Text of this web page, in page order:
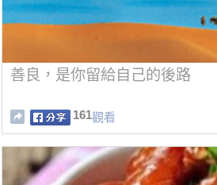
善良，是你留給自己的後路
161觀看